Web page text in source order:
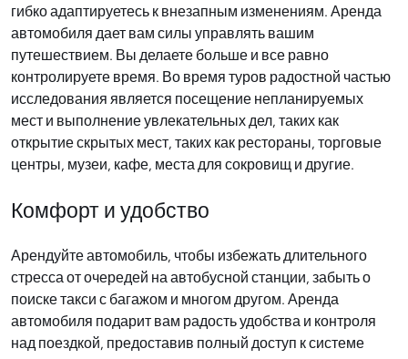
гибко адаптируетесь к внезапным изменениям. Аренда
автомобиля дает вам силы управлять вашим
путешествием. Вы делаете больше и все равно
контролируете время. Во время туров радостной частью
исследования является посещение непланируемых
мест и выполнение увлекательных дел, таких как
открытие скрытых мест, таких как рестораны, торговые
центры, музеи, кафе, места для сокровищ и другие.
Комфорт и удобство
Арендуйте автомобиль, чтобы избежать длительного
стресса от очередей на автобусной станции, забыть о
поиске такси с багажом и многом другом. Аренда
автомобиля подарит вам радость удобства и контроля
над поездкой, предоставив полный доступ к системе